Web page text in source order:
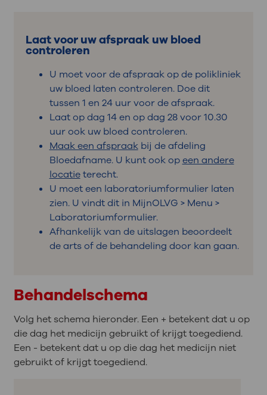
Laat voor uw afspraak uw bloed
controleren
U moet voor de afspraak op de polikliniek
uw bloed laten controleren. Doe dit
tussen 1 en 24 uur voor de afspraak.
Laat op dag 14 en op dag 28 voor 10.30
uur ook uw bloed controleren.
Maak een afspraakbij de afdeling
Bloedafname. U kunt ook opeen andere
locatieterecht.
U moet een laboratoriumformulier laten
zien. U vindt dit in MijnOLVG > Menu >
Laboratoriumformulier.
Afhankelijk van de uitslagen beoordeelt
de arts of de behandeling door kan gaan.
Behandelschema
Volg het schema hieronder. Een + betekent dat u op
die dag het medicijn gebruikt of krijgt toegediend.
Een - betekent dat u op die dag het medicijn niet
gebruikt of krijgt toegediend.